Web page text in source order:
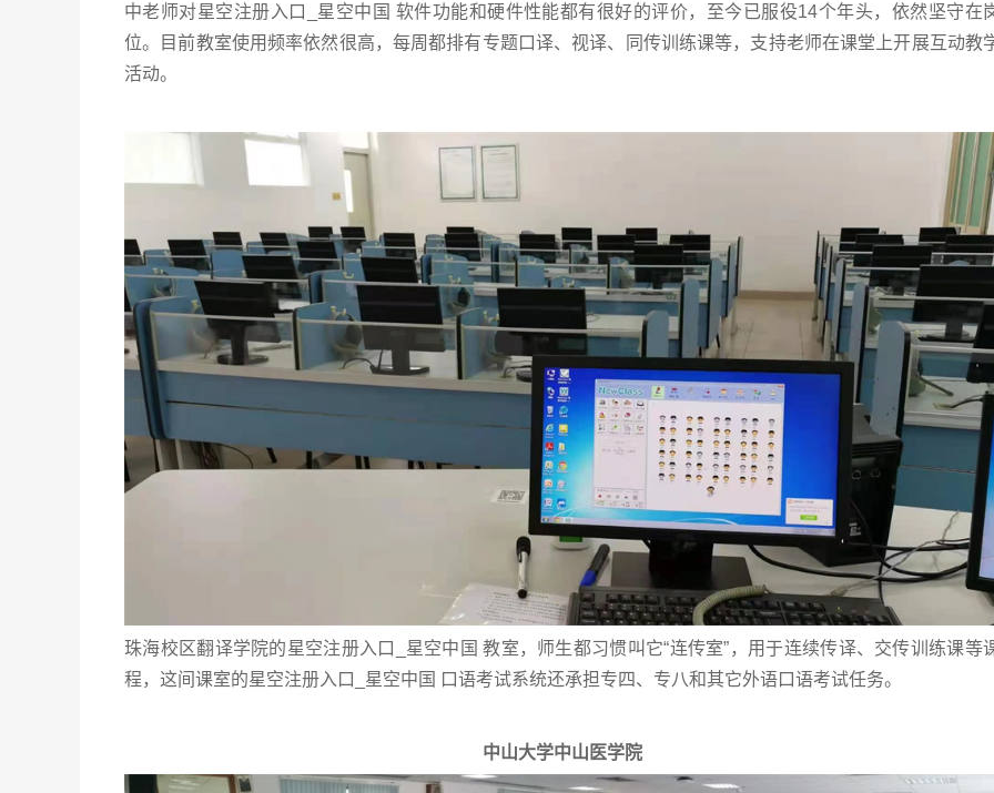
中老师对星空注册入口_星空中国 软件功能和硬件性能都有很好的评价，至今已服役14个年头，依然坚守在
位。目前教室使用频率依然很高，每周都排有专题口译、视译、同传训练课等，支持老师在课堂上开展互动教
活动。
珠海校区翻译学院的星空注册入口_星空中国 教室，师生都习惯叫它“连传室”，用于连续传译、交传训练课等
程，这间课室的星空注册入口_星空中国 口语考试系统还承担专四、专八和其它外语口语考试任务。
中山大学中山医学院